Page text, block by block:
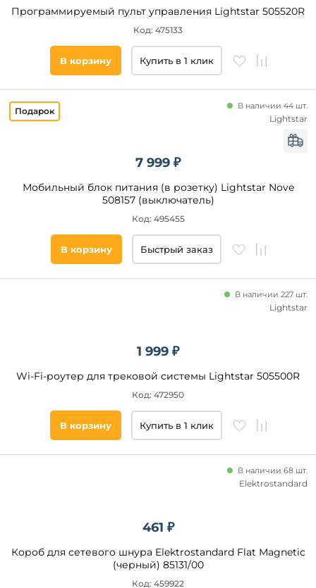
Программируемый пульт управления Lightstar 505520R
Код: 475133
В корзину Купить в 1 клик
7 999 ₽
Мобильный блок питания (в розетку) Lightstar Nove
508157 (выключатель)
В наличии 44 шт.
Код: 495455
Lightstar
В корзину Быстрый заказ
1 999 ₽
Wi-Fi-роутер для трековой системы Lightstar 505500R
В наличии 227 шт.
Код: 472950
Lightstar
В корзину Купить в 1 клик
461 ₽
Короб для сетевого шнура Elektrostandard Flat Magnetic
(черный) 85131/00
В наличии 68 шт.
Код: 459922
Elektrostandard